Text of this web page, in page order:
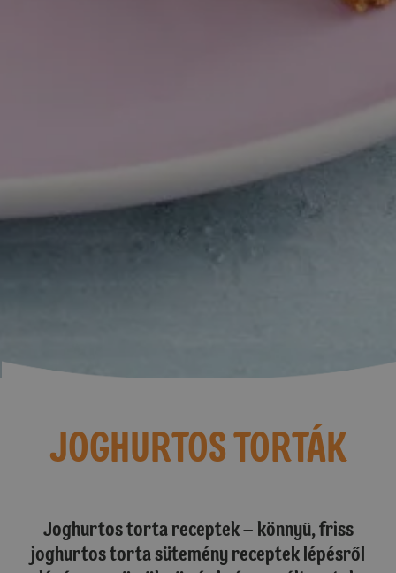
JOGHURTOS TORTÁK
Joghurtos torta receptek – könnyű, friss
joghurtos torta sütemény receptek lépésről